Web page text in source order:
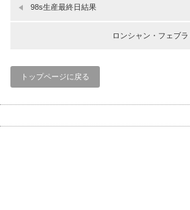
98s生産最終日結果
ロンシャン・フェブ
トップページに戻る